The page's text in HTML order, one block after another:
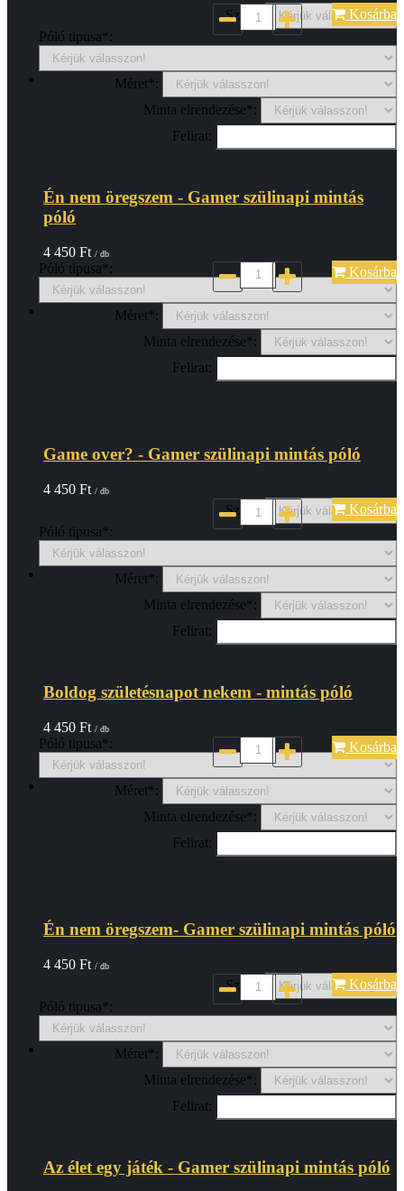
Szin*:
Póló tipusa*:
Méret*:
Minta elrendezése*:
Felirat:
Kosárba
Én nem öregszem - Gamer szülinapi mintás
póló
4 450 Ft / db
Póló tipusa*:
Méret*:
Minta elrendezése*:
Felirat:
Kosárba
Game over? - Gamer szülinapi mintás póló
4 450 Ft / db
Szin*:
Póló tipusa*:
Méret*:
Minta elrendezése*:
Felirat:
Kosárba
Boldog születésnapot nekem - mintás póló
4 450 Ft / db
Póló tipusa*:
Méret*:
Minta elrendezése*:
Felirat:
Kosárba
Én nem öregszem- Gamer szülinapi mintás póló
4 450 Ft / db
Szin*:
Póló tipusa*:
Méret*:
Minta elrendezése*:
Felirat:
Kosárba
Az élet egy játék - Gamer szülinapi mintás póló